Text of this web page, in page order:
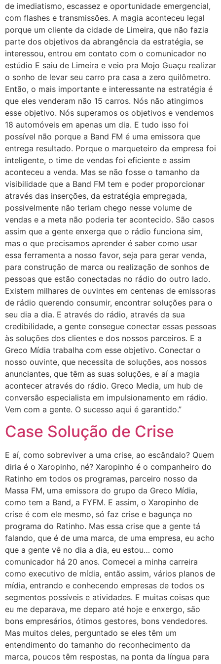
de imediatismo, escassez e oportunidade emergencial,
com flashes e transmissões. A magia aconteceu legal
porque um cliente da cidade de Limeira, que não fazia
parte dos objetivos da abrangência da estratégia, se
interessou, entrou em contato com o comunicador no
estúdio E saiu de Limeira e veio pra Mojo Guaçu realizar
o sonho de levar seu carro pra casa a zero quilômetro.
Então, o mais importante e interessante na estratégia é
que eles venderam não 15 carros. Nós não atingimos
esse objetivo. Nós superamos os objetivos e vendemos
18 automóveis em apenas um dia. E tudo isso foi
possível não porque a Band FM é uma emissora que
entrega resultado. Porque o marqueteiro da empresa foi
inteligente, o time de vendas foi eficiente e assim
aconteceu a venda. Mas se não fosse o tamanho da
visibilidade que a Band FM tem e poder proporcionar
através das inserções, da estratégia empregada,
possivelmente não teriam chego nesse volume de
vendas e a meta não poderia ter acontecido. São casos
assim que a gente enxerga que o rádio funciona sim,
mas o que precisamos aprender é saber como usar
essa ferramenta a nosso favor, seja para gerar venda,
para construção de marca ou realização de sonhos de
pessoas que estão conectadas no rádio do outro lado.
Existem milhares de ouvintes em centenas de emissoras
de rádio querendo consumir, encontrar soluções para o
seu dia a dia. E através do rádio, através da sua
credibilidade, a gente consegue conectar essas pessoas
às soluções dos clientes e dos nossos parceiros. E a
Greco Mídia trabalha com esse objetivo. Conectar o
nosso ouvinte, que necessita de soluções, aos nossos
anunciantes, que têm as suas soluções, e aí a magia
acontecer através do rádio. Greco Media, um hub de
conversão especialista em impulsionamento em rádio.
Vem com a gente. O sucesso aqui é garantido.”
Case Solução de Crise
E aí, como sobreviver a uma crise, ao escândalo? Quem
diria é o Xaropinho, né? Xaropinho é o companheiro do
Ratinho em todos os programas, parceiro nosso da
Massa FM, uma emissora do grupo da Greco Mídia,
como tem a Band, a FYFM. E assim, o Xaropinho de
crise é com ele mesmo, só faz crise e bagunça no
programa do Ratinho. Mas essa crise que a gente tá
falando, que é de uma marca, de uma empresa, eu acho
que a gente vê no dia a dia, eu estou… como
comunicador há 20 anos. Comecei a minha carreira
como executivo de mídia, então assim, vários planos de
mídia, entrando e conhecendo empresas de todos os
segmentos possíveis e atividades. E muitas coisas que
eu me deparava, me deparo até hoje e enxergo, são
bons empresários, ótimos gestores, bons vendedores.
Mas muitos deles, perguntado se eles têm um
entendimento do tamanho do reconhecimento da
marca, poucos têm respostas, na ponta da língua para